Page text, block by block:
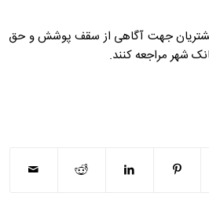
مشتریان جهت آگاهی از سقف پوشش و حق
شهر مراجعه کنند.